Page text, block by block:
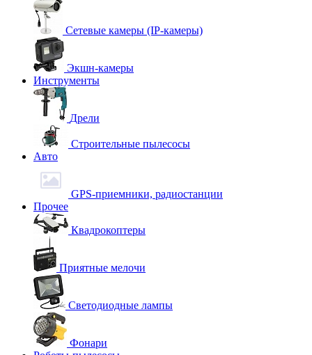
Сетевые камеры (IP-камеры)
Экшн-камеры
Инструменты
Дрели
Строительные пылесосы
Авто
GPS-приемники, радиостанции
Прочее
Квадрокоптеры
Приятные мелочи
Светодиодные лампы
Фонари